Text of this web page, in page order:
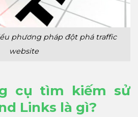
phương pháp đột phá traffic
website
cụ tìm kiếm sử
Links là gì?